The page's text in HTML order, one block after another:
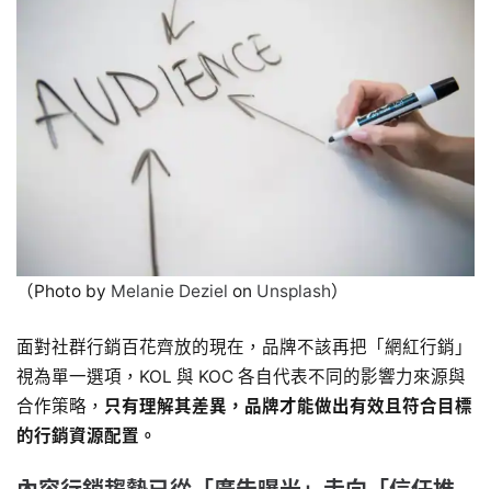
（Photo by Melanie Deziel on Unsplash）
面對社群行銷百花齊放的現在，品牌不該再把「網紅行銷」
視為單一選項，KOL 與 KOC 各自代表不同的影響力來源與
合作策略， 只有理解其差異，品牌才能做出有效且符合目標
的行銷資源配置。